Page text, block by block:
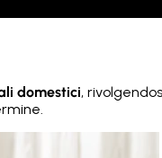
domestici,